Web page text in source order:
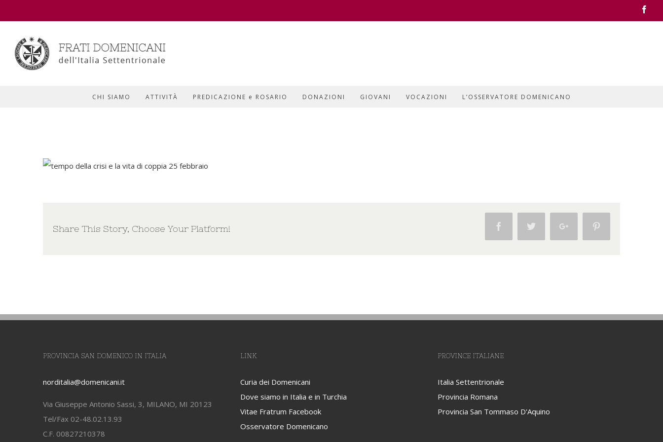
CHI SIAMO ATTIVITÀ PREDICAZIONE e ROSARIO DONAZIONI GIOVANI VOCAZIONI L’OSSERVATORE DOMENICANO
Share This Story, Choose Your Platform! Facebook Twitter Google+
PROVINCIA SAN DOMENICO IN ITALIA
norditalia@domenicani.it
Via Giuseppe Antonio Sassi, 3, MILANO, MI 20123
Tel/Fax 02-48.02.13.93
C.F. 00827210378
LINK
Curia dei Domenicani
Dove siamo in Italia e in Turchia
Vitae Fratrum Facebook
Osservatore Domenicano
PROVINCE ITALIANE
Italia Settentrionale
Provincia Romana
Provincia San Tommaso D'Aquino